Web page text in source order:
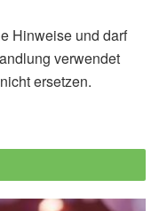
Senkung zur
Schlaganfällen,
Hinweise und darf
verwendet
ersetzen.